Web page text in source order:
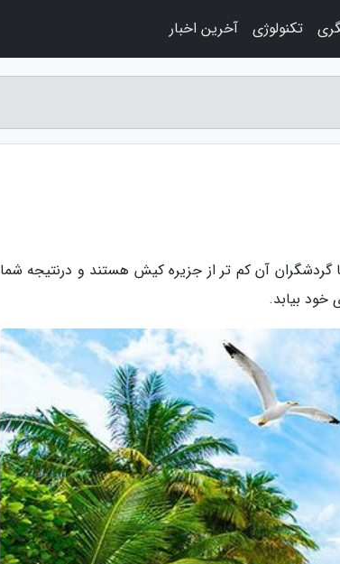
آن کم تر از جزیره کیش هستند و درنتیجه شما
خود بیابد.
تکنولوژی آخرین اخبار